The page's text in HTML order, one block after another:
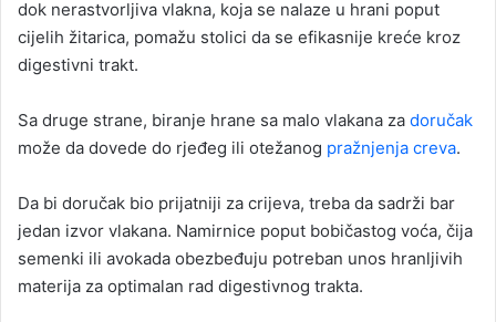
dok nerastvorljiva vlakna, koja se nalaze u hrani poput
cijelih žitarica, pomažu stolici da se efikasnije kreće kroz
digestivni trakt.
Sa druge strane, biranje hrane sa malo vlakana za doručak
može da dovede do rjeđeg ili otežanog pražnjenja creva.
Da bi doručak bio prijatniji za crijeva, treba da sadrži bar
jedan izvor vlakana. Namirnice poput bobičastog voća, čija
semenki ili avokada obezbeđuju potreban unos hranljivih
materija za optimalan rad digestivnog trakta.